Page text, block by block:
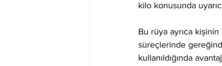
kilo konusunda
Bu rüya ayrıca kişinin
süreçlerinde
kullanıldığında